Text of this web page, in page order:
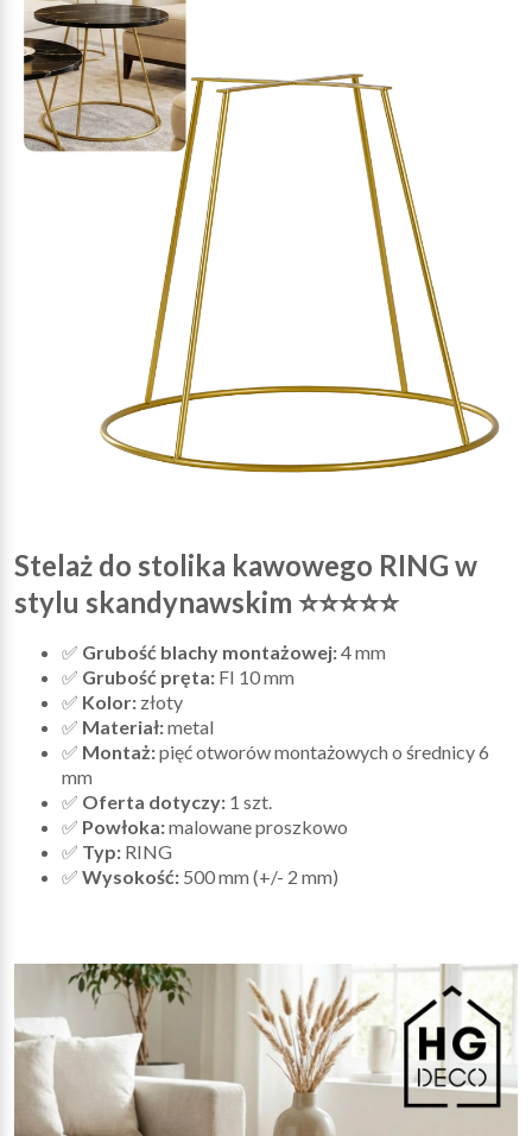
Stelaż do stolika kawowego RING w
stylu skandynawskim ⭐⭐⭐⭐⭐
✅ Grubość blachy montażowej:4 mm
✅ Grubość pręta: FI 10 mm
✅ Kolor: złoty
✅ Materiał:metal
✅ Montaż:pięć otworów montażowych o średnicy 6
mm
✅ Oferta dotyczy: 1 szt.
✅ Powłoka:malowane proszkowo
✅ Typ: RING
✅ Wysokość: 500 mm (+/- 2 mm)